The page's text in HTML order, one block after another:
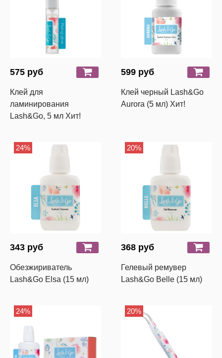
575 руб
Клей для
ламинирования
Lash&Go, 5 мл Хит!
599 руб
Клей черный Lash&Go
Aurora (5 мл) Хит!
24%
343 руб
Обезжириватель
Lash&Go Elsa (15 мл)
20%
368 руб
Гелевый ремувер
Lash&Go Belle (15 мл)
24% 20%